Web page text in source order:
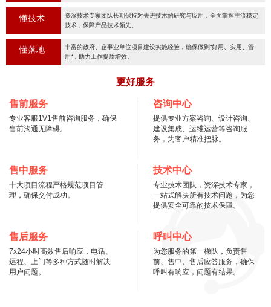
懂技术
资深技术专家团队长期保持对先进技术的研究与应用，全面掌握主流稳定
技术，保障产品技术领先。
懂落地
丰富的政府、企事业单位项目建设实施经验，确保做到“好用、实用、管
用“，助力工作提质增效。
更好服务
售前服务
专业客服1V1售前咨询服务，确保
售前沟通无障碍。
咨询中心
提供专业方案咨询、设计咨询、
建设集成、运维运营等咨询服
务，为客户精准把脉。
售中服务
十大项目流程严格规范项目管
理，确保交付成功。
技术中心
专业技术团队，资深技术专家，
一站式解决所有技术问题，为您
提供安全可靠的技术保障。
售后服务
7x24小时高效售后响应，电话、
远程、上门等多种方式随时解决
用户问题。
呼叫中心
为您服务的第一梯队，负责售
前、售中、售后应答服务，确保
呼叫有响应，问题有结果。